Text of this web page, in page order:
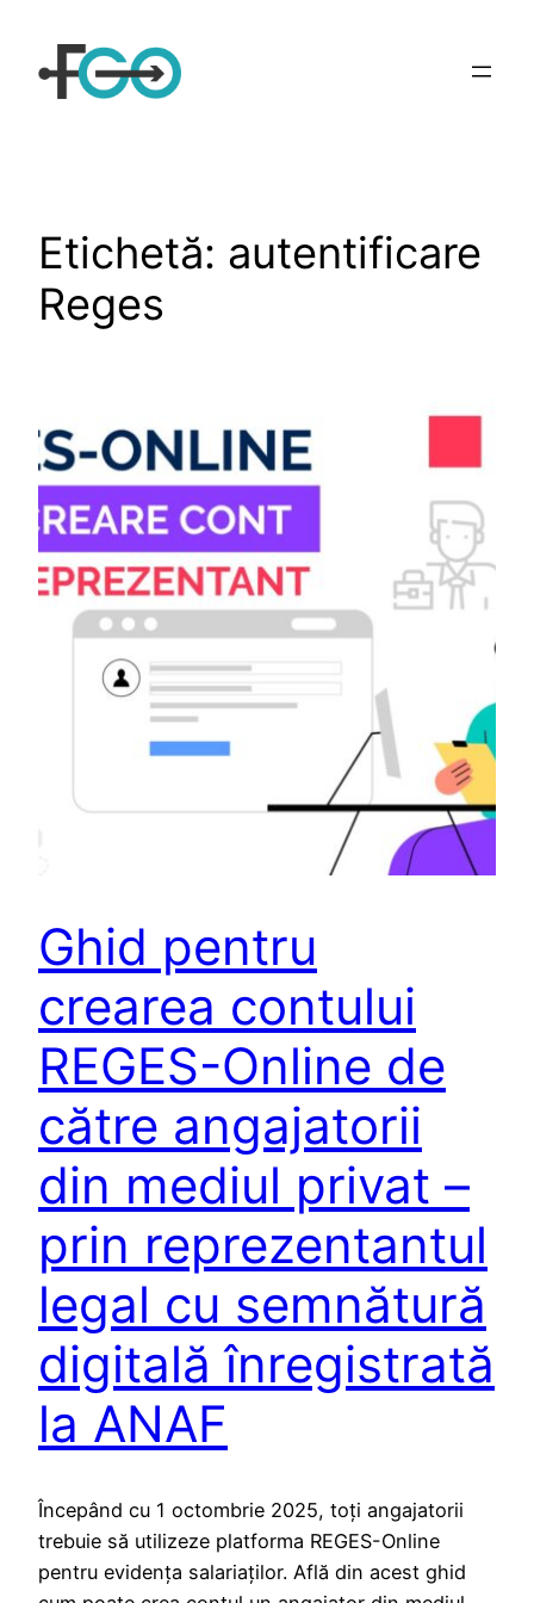
conținut
Etichetă: autentificare
Reges
Ghid pentru
crearea contului
REGES-Online de
către angajatorii
din mediul privat –
prin reprezentantul
legal cu semnătură
digitală înregistrată
la ANAF
Începând cu 1 octombrie 2025, toți angajatorii
trebuie să utilizeze platforma REGES-Online
pentru evidența salariaților. Află din acest ghid